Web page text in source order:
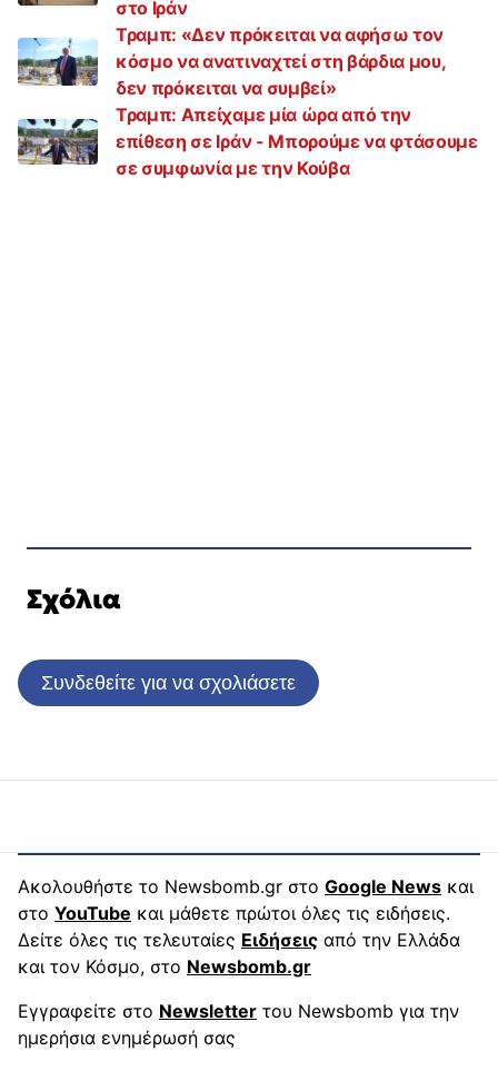
στο Ιράν
Τραμπ: «Δεν πρόκειται να αφήσω τον
κόσμο να ανατιναχτεί στη βάρδια μου,
δεν πρόκειται να συμβεί»
Τραμπ: Aπείχαμε μία ώρα από την
επίθεση σε Ιράν - Μπορούμε να φτάσουμε
σε συμφωνία με την Κούβα
Σχόλια
Συνδεθείτε για να σχολιάσετε
Ακολουθήστε το Newsbomb.gr στο Google News και
στο YouTube και μάθετε πρώτοι όλες τις ειδήσεις.
Δείτε όλες τις τελευταίες Ειδήσεις από την Ελλάδα
και τον Κόσμο, στο Newsbomb.gr
Εγγραφείτε στο Newsletter του Newsbomb για την
ημερήσια ενημέρωσή σας